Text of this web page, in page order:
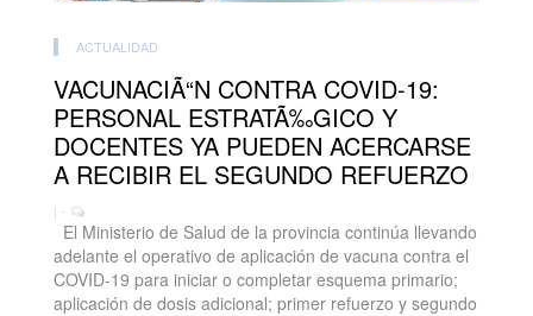
ACTUALIDAD
VACUNACIÃ“N CONTRA COVID-19:
PERSONAL ESTRATÃ‰GICO Y
DOCENTES YA PUEDEN ACERCARSE
A RECIBIR EL SEGUNDO REFUERZO
| -
El Ministerio de Salud de la provincia continúa llevando
adelante el operativo de aplicación de vacuna contra el
COVID-19 para iniciar o completar esquema primario;
aplicación de dosis adicional; primer refuerzo y segundo